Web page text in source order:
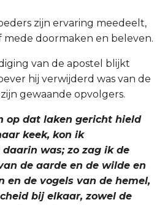
zijn ervaring meedeelt,
mede doormaken en beleven.
van de apostel blijkt
hij verwijderd was van de
gewaande opvolgers.
op dat laken gericht hield
keek, kon ik
was; zo zag ik de
de aarde en de wilde en
en de vogels van de hemel,
bij elkaar, zowel de